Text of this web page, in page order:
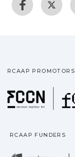
RCAAP PROMOTORS
RCAAP FUNDERS